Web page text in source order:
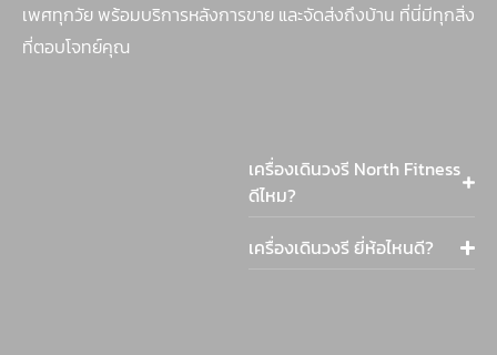
เพศทุกวัย พร้อมบริการหลังการขาย และจัดส่งถึงบ้าน ที่นี่มีทุกสิ่ง
ที่ตอบโจทย์คุณ
เครื่องเดินวงรี North Fitness
ดีไหม?
เครื่องเดินวงรี ยี่ห้อไหนดี?